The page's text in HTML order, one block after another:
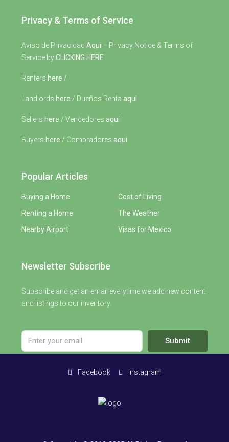
Privacy & Terms of Service
Aviso de Privacidad Aqui – Privacy Notice & Terms of
Service byCLICKING HERE
Renters here /
Landlords here / Dueños Renta aqui
Sellers here / Vendedores aqui
Buyers here / Compradores aqui
Popular Articles
Buying a Home
Renting a Home
Nearby Airport
Cost of Living
The Weather
Visas for Mexico
Newsletter Subscribe
Subscribe and get an email everytime we add new content
and listings to our inventory.
Submit
Facebook Instagram